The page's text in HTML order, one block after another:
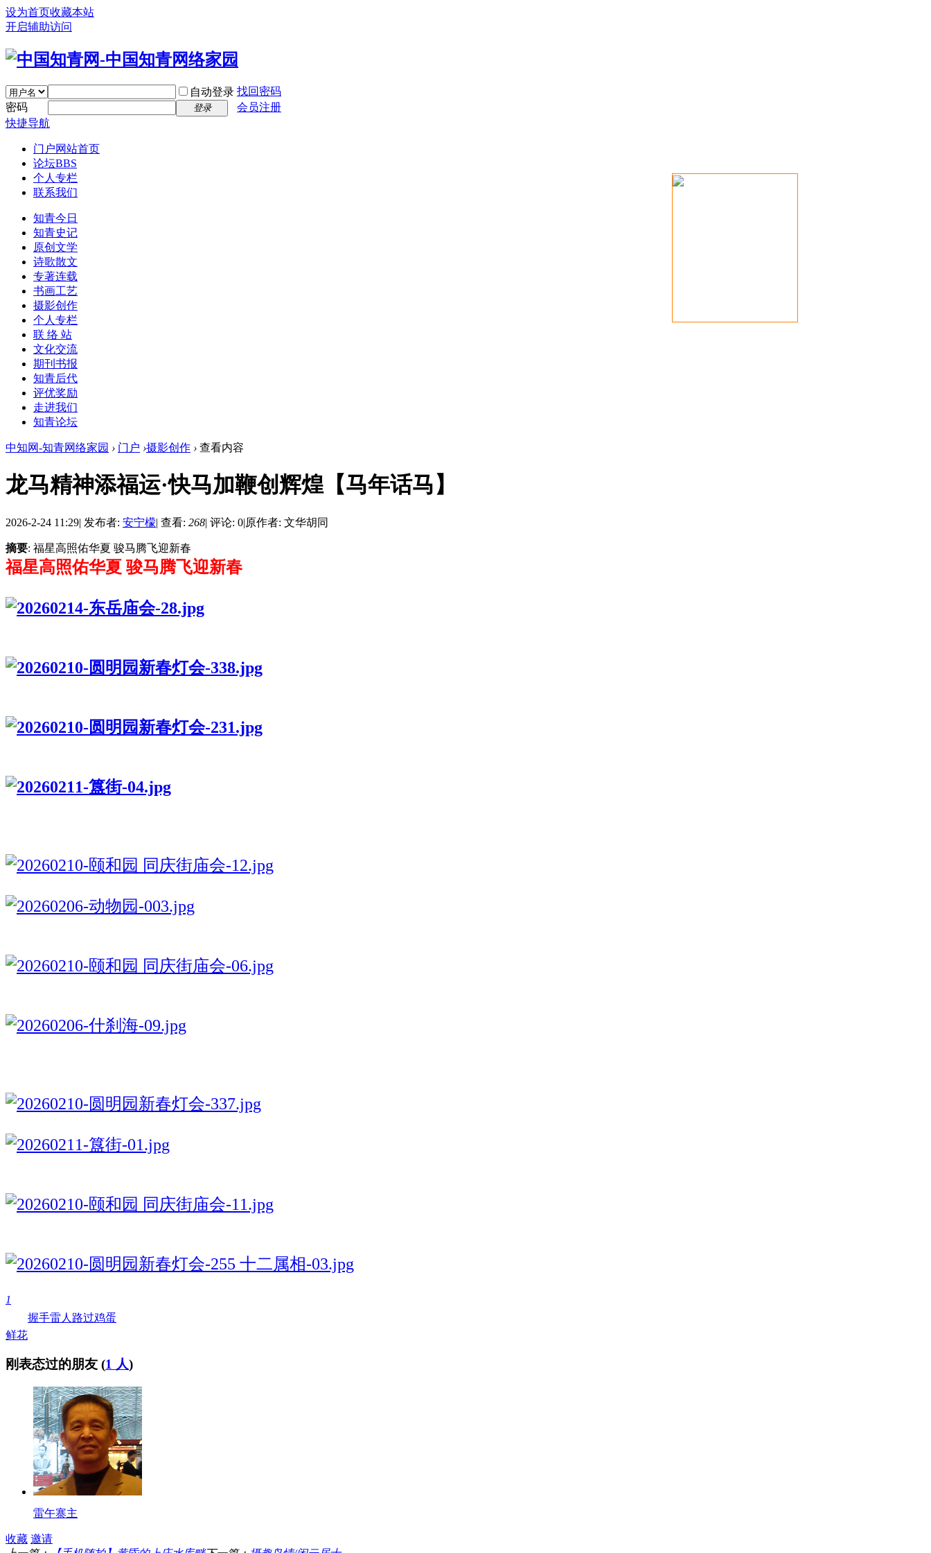
设为首页收藏本站
开启辅助访问
自动登录 找回密码
密码
登录
会员注册
快捷导航
门户网站首页
论坛BBS
个人专栏
联系我们
知青今日
知青史记
原创文学
诗歌散文
专著连载
书画工艺
摄影创作
个人专栏
联 络 站
文化交流
期刊书报
知青后代
评优奖励
走进我们
知青论坛
中知网-知青网络家园 › 门户 ›摄影创作 › 查看内容
龙马精神添福运·快马加鞭创辉煌【马年话马】
2026-2-24 11:29| 发布者: 安宁檬| 查看: 268| 评论: 0|原作者: 文华胡同
摘要: 福星高照佑华夏 骏马腾飞迎新春
福星高照佑华夏 骏马腾飞迎新春
1
鲜花
握手雷人 路过鸡蛋
刚表态过的朋友 (1 人)
雷午寨主
收藏 邀请